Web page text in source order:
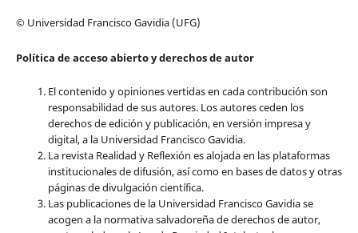
© Universidad Francisco Gavidia (UFG)
Política de acceso abierto y derechos de autor
El contenido y opiniones vertidas en cada contribución son
responsabilidad de sus autores. Los autores ceden los
derechos de edición y publicación, en versión impresa y
digital, a la Universidad Francisco Gavidia.
La revista Realidad y Reflexión es alojada en las plataformas
institucionales de difusión, así como en bases de datos y otras
páginas de divulgación científica.
Las publicaciones de la Universidad Francisco Gavidia se
acogen a la normativa salvadoreña de derechos de autor,